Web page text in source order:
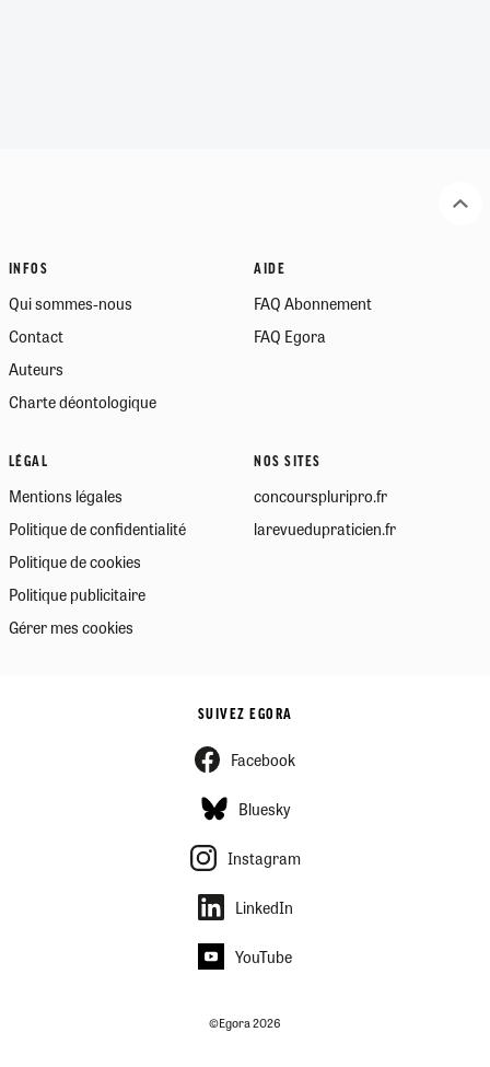
INFOS
Qui sommes-nous
Contact
Auteurs
Charte déontologique
AIDE
FAQ Abonnement
FAQ Egora
LÉGAL
Mentions légales
Politique de confidentialité
Politique de cookies
Politique publicitaire
Gérer mes cookies
NOS SITES
concourspluripro.fr
larevuedupraticien.fr
SUIVEZ EGORA
Facebook
Bluesky
Instagram
LinkedIn
YouTube
©Egora 2026